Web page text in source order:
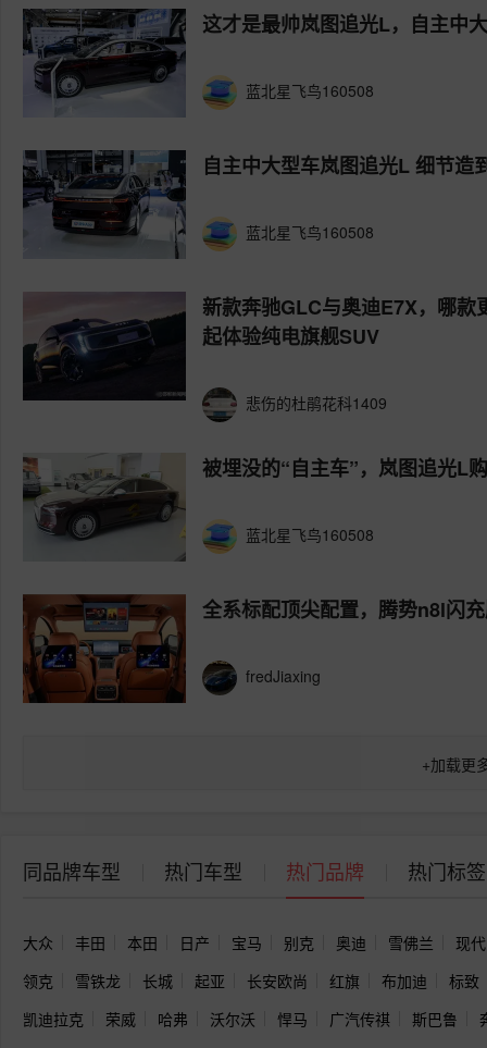
这才是最帅岚图追光L，自主中
蓝北星飞鸟160508
自主中大型车岚图追光L 细节造
蓝北星飞鸟160508
新款奔驰GLC与奥迪E7X，哪
起体验纯电旗舰SUV
悲伤的杜鹃花科1409
被埋没的“自主车”，岚图追光L
蓝北星飞鸟160508
全系标配顶尖配置，腾势n8l闪
fredJiaxing
+加载更
同品牌车型 热门车型 热门品牌 热门标签
大众 丰田 本田 日产 宝马 别克 奥迪 雪佛兰
现代
领克
雪铁龙 长城 起亚 长安欧尚 红旗 布加迪
标致
凯迪拉克
荣威 哈弗 沃尔沃 悍马 广汽传祺 斯巴鲁